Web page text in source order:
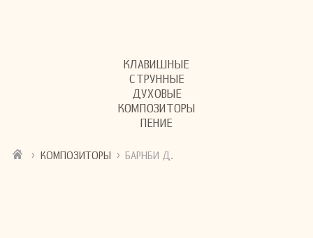
КЛАВИШНЫЕ
СТРУННЫЕ
ДУХОВЫЕ
КОМПОЗИТОРЫ
ПЕНИЕ
› КОМПОЗИТОРЫ › БАРНБИ Д.